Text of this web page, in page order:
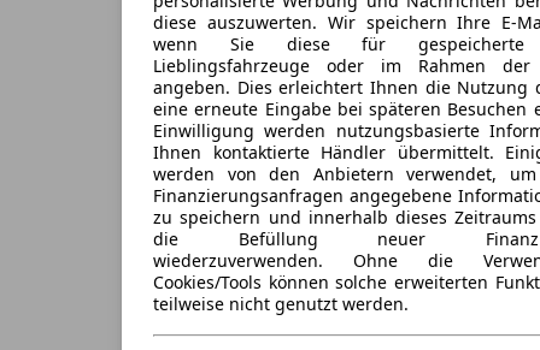
diese auszuwerten. Wir speichern Ihre E-
wenn Sie diese für gespeicherte
Lieblingsfahrzeuge oder im Rahmen der
angeben. Dies erleichtert Ihnen die Nutzung
eine erneute Eingabe bei späteren
Einwilligung werden nutzungsbasierte
Ihnen kontaktierte Händler übermittelt.
werden von den Anbietern verwendet,
Finanzierungsanfragen angegebene
zu speichern und innerhalb dieses
die Befüllung neuer
wiederzuverwenden. Ohne die
Cookies/Tools können solche erweiterten
teilweise nicht genutzt werden.